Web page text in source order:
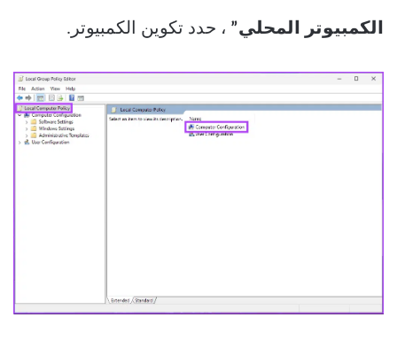
الكمبيوتر المحلي” ، حدد تكوين الكمبيوتر.